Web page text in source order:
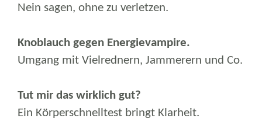
Nein sagen, ohne zu verletzen.
Knoblauch gegen Energievampire.
Umgang mit Vielrednern, Jammerern und Co.
Tut mir das wirklich gut?
Ein Körperschnelltest bringt Klarheit.